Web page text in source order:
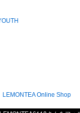
LEMONTEA Online Shop